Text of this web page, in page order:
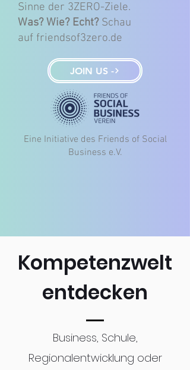
Sinne der 3ZERO-Ziele.
Was? Wie? Echt?Schau
auf friendsof3zero.de
JOIN US -
Eine Initiative des Friends of Social
Business e.V.
Kompetenzwelt
entdecken
Business, Schule,
Regionalentwicklung oder